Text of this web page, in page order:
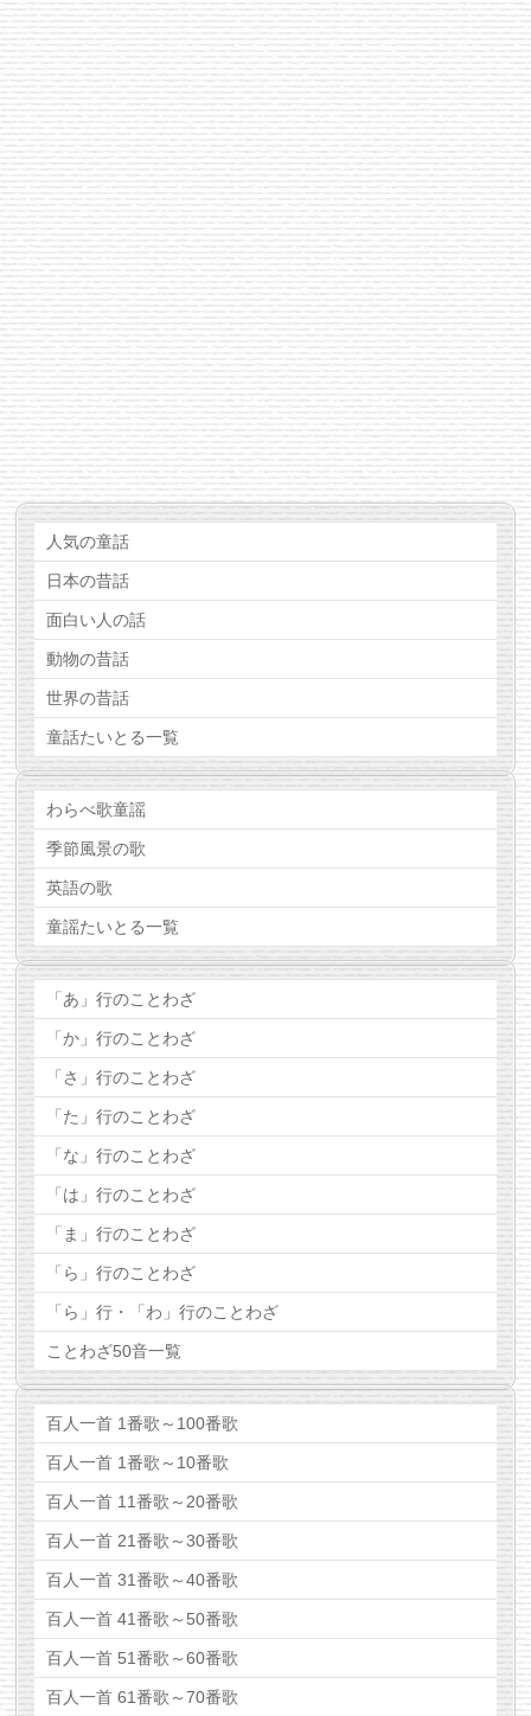
人気の童話
日本の昔話
面白い人の話
動物の昔話
世界の昔話
童話たいとる一覧
わらべ歌童謡
季節風景の歌
英語の歌
童謡たいとる一覧
「あ」行のことわざ
「か」行のことわざ
「さ」行のことわざ
「た」行のことわざ
「な」行のことわざ
「は」行のことわざ
「ま」行のことわざ
「ら」行のことわざ
「ら」行・「わ」行のことわざ
ことわざ50音一覧
百人一首 1番歌～100番歌
百人一首 1番歌～10番歌
百人一首 11番歌～20番歌
百人一首 21番歌～30番歌
百人一首 31番歌～40番歌
百人一首 41番歌～50番歌
百人一首 51番歌～60番歌
百人一首 61番歌～70番歌